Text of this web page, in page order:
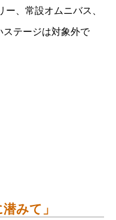
、常設オムニバス、
ステージは対象外で
みて」